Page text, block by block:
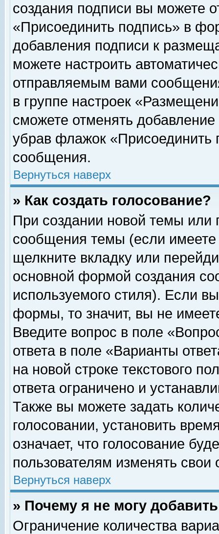
создания подписи вы можете
«Присоединить подпись» в
добавления подписи к
можете настроить
отправляемым вами
в группе настроек
сможете отменять
убрав флажок «Присоединить
сообщения.
Вернуться наверх
» Как создать голосование?
При создании новой темы или
сообщения темы (если
щелкните вкладку или
основной формой создания
используемого стиля). Если
формы, то значит, вы не
Введите вопрос в поле
ответа в поле «Варианты
на новой строке текстового
ответа ограничено и
Также вы можете задать
голосовании, установить
означает, что голосование
пользователям изменять свои
Вернуться наверх
» Почему я не могу
Ограничение количества